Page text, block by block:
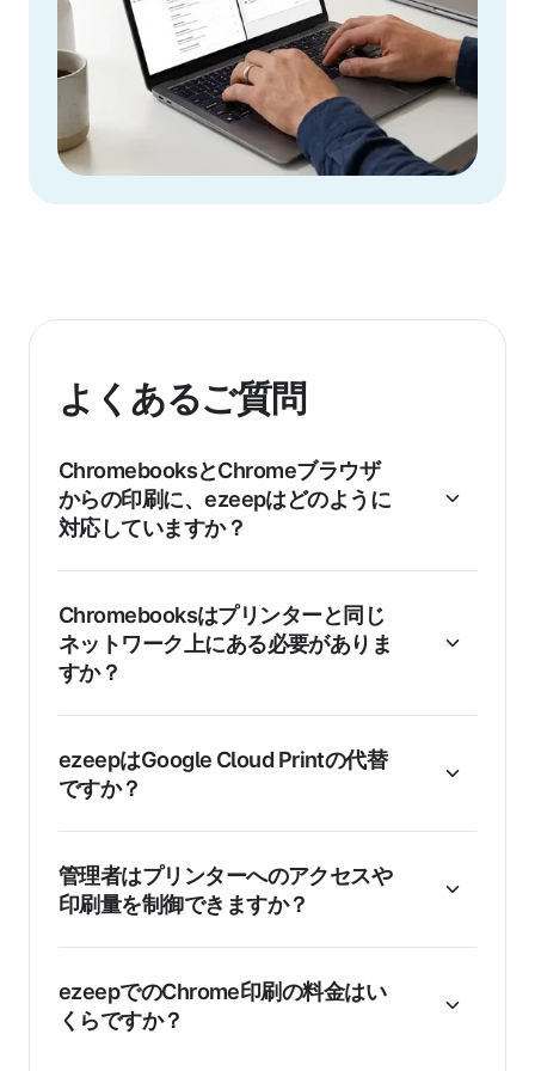
よくあるご質問
ChromebooksとChromeブラウザ
からの印刷に、ezeepはどのように
対応していますか？
Chromebooksはプリンターと同じ
ネットワーク上にある必要がありま
すか？
ezeepはGoogle Cloud Printの代替
ですか？
管理者はプリンターへのアクセスや
印刷量を制御できますか？
ezeepでのChrome印刷の料金はい
くらですか？